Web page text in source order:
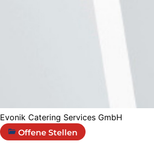
Evonik Catering Services GmbH
Offene Stellen